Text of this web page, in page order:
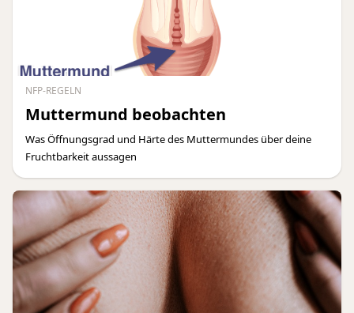
NFP-REGELN
Muttermund beobachten
Was Öffnungsgrad und Härte des Muttermundes über deine
Fruchtbarkeit aussagen